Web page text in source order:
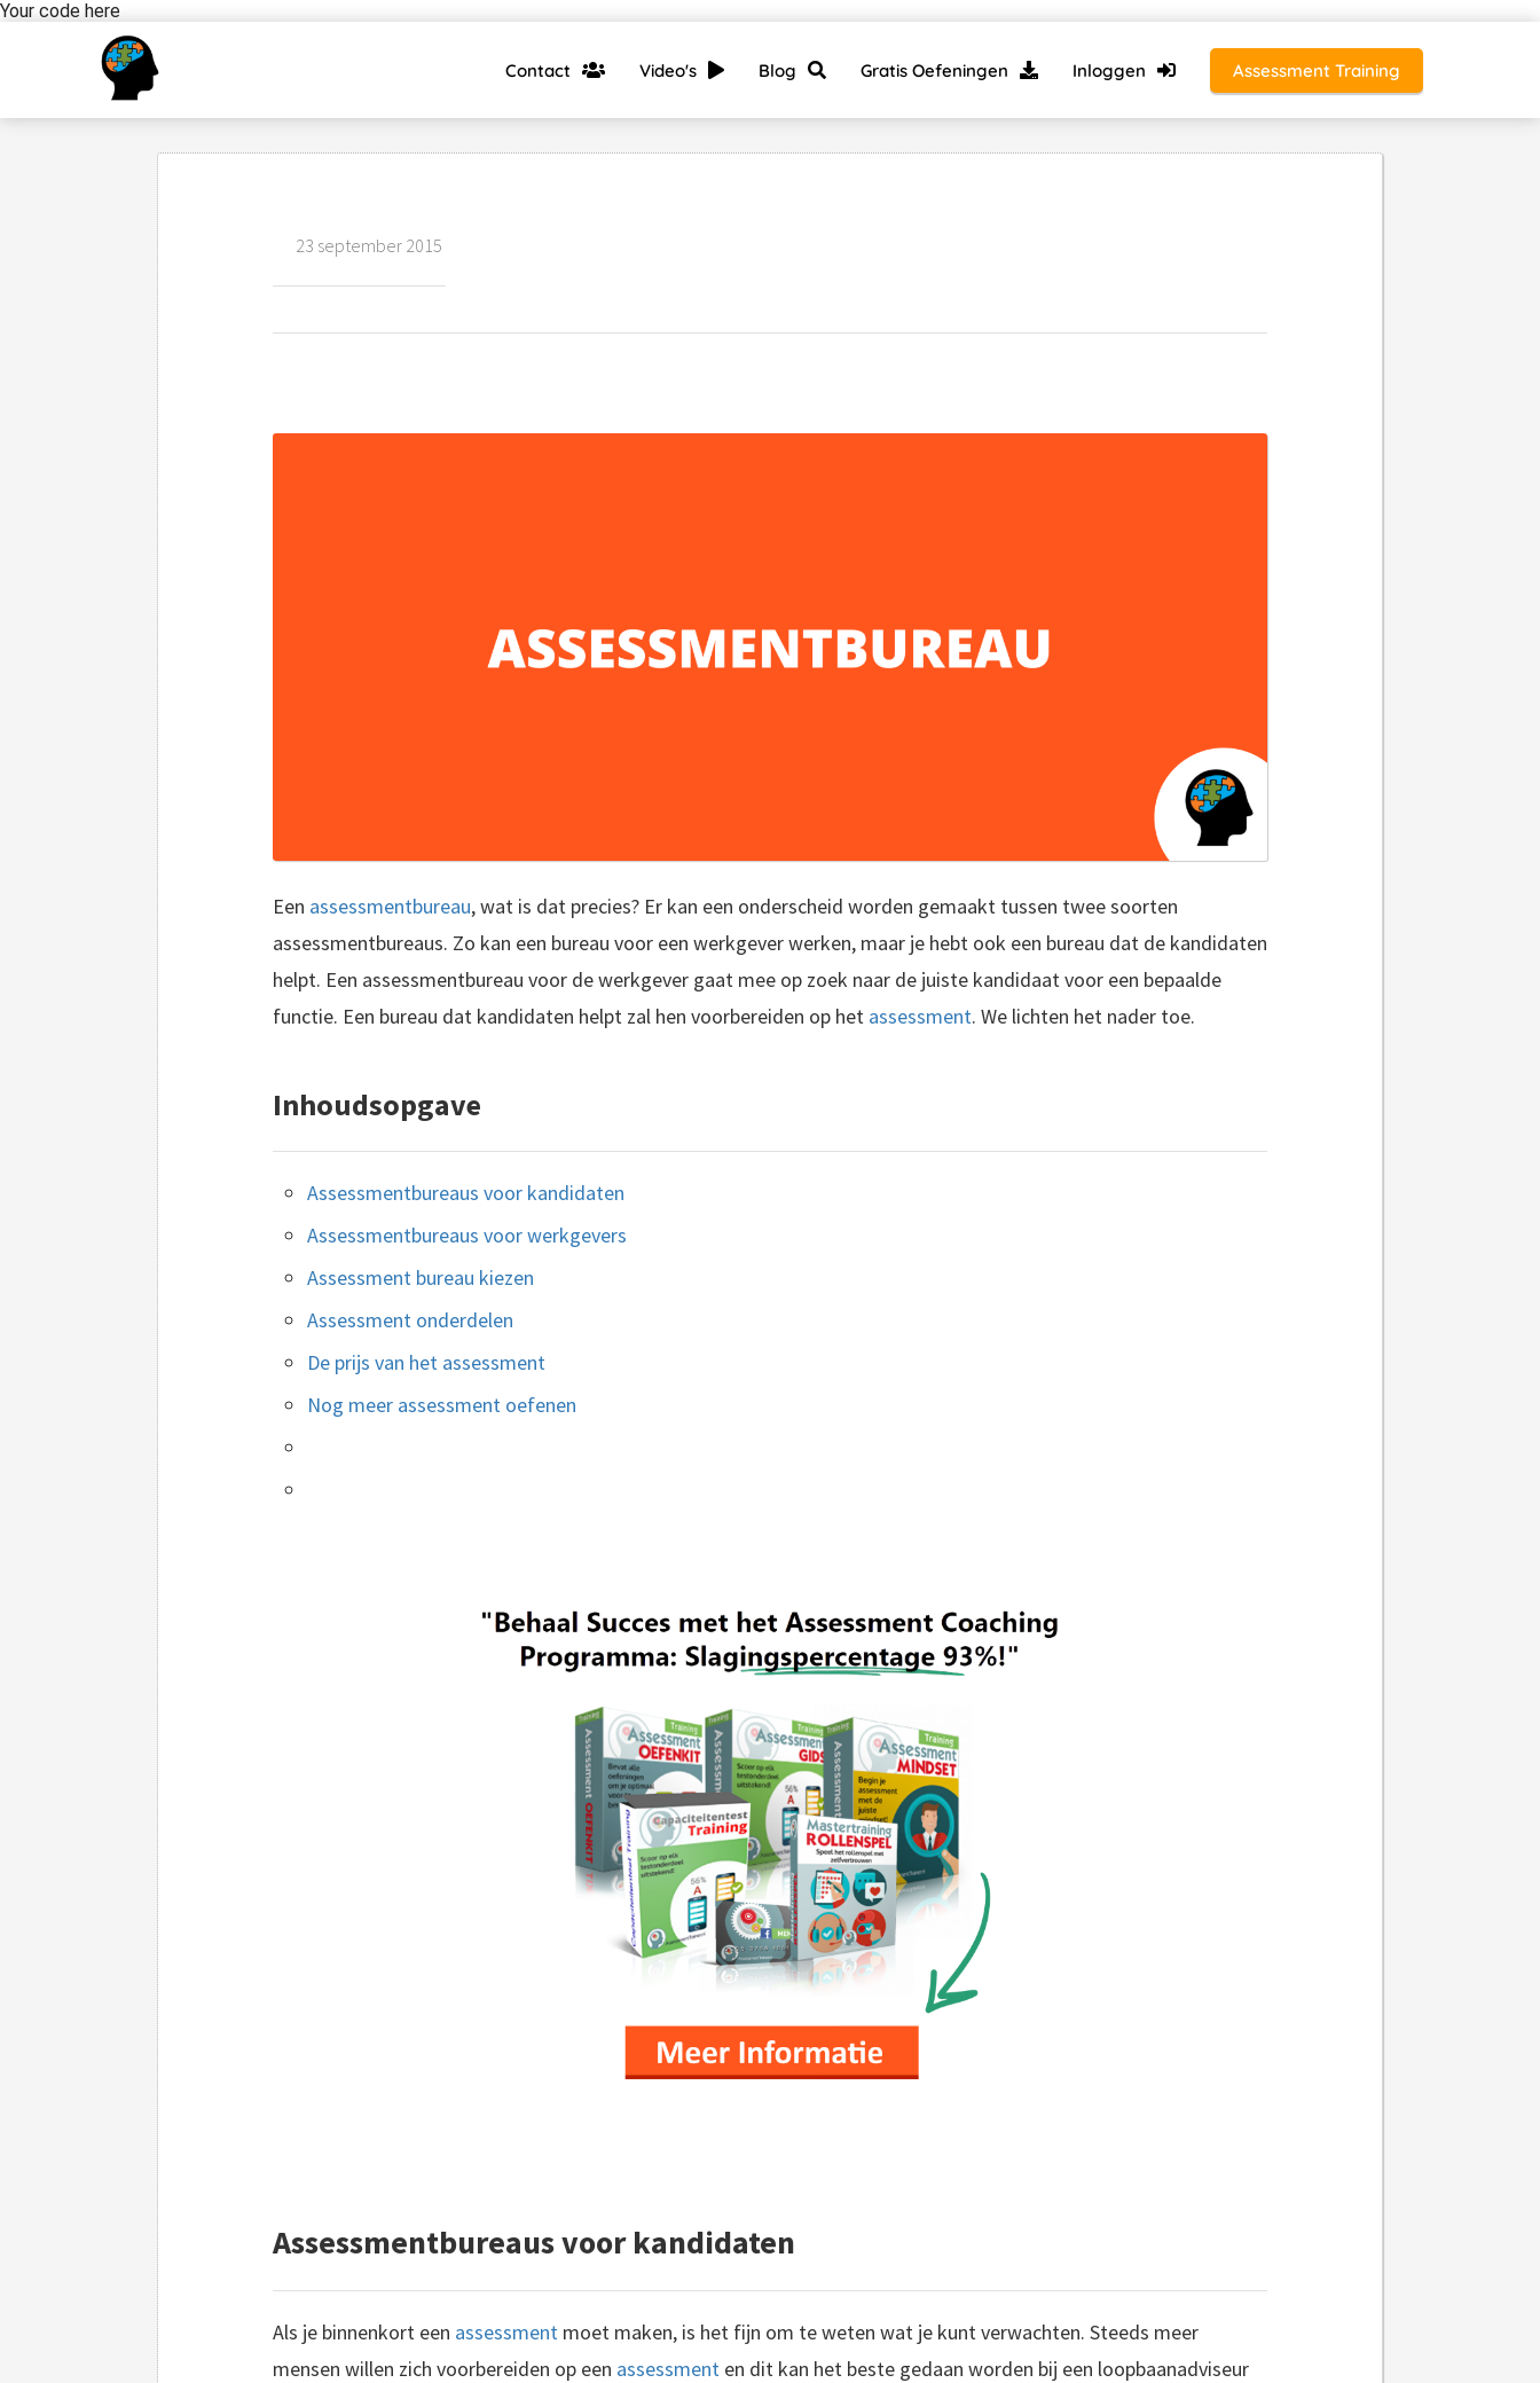
Your code here
Contact Video's Blog Gratis Oefeningen Inloggen Assessment Training
23 september 2015
Een assessmentbureau, wat is dat precies? Er kan een onderscheid worden gemaakt tussen twee soorten
assessmentbureaus. Zo kan een bureau voor een werkgever werken, maar je hebt ook een bureau dat de kandidaten
helpt. Een assessmentbureau voor de werkgever gaat mee op zoek naar de juiste kandidaat voor een bepaalde
functie. Een bureau dat kandidaten helpt zal hen voorbereiden op het assessment. We lichten het nader toe.
Inhoudsopgave
Assessmentbureaus voor kandidaten
Assessmentbureaus voor werkgevers
Assessment bureau kiezen
Assessment onderdelen
De prijs van het assessment
Nog meer assessment oefenen
Assessmentbureaus voor kandidaten
Als je binnenkort een assessment moet maken, is het fijn om te weten wat je kunt verwachten. Steeds meer
mensen willen zich voorbereiden op een assessment en dit kan het beste gedaan worden bij een loopbaanadviseur